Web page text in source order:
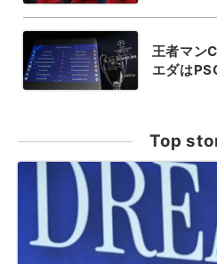
王者マン
エダは
Top